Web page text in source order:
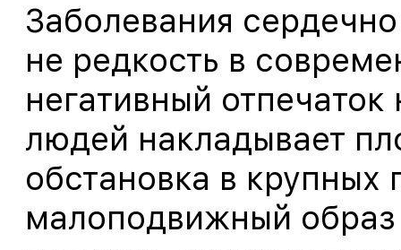
Заболевания
не редкость в
негативный
людей накладывает
обстановка в крупных
малоподвижный